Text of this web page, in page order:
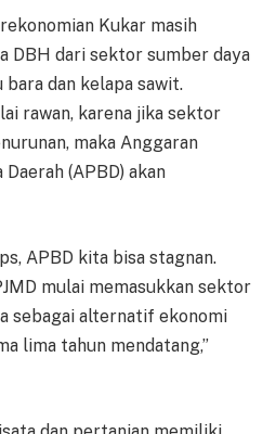
Kukar masih
DBH dari sektor sumber daya
dan kelapa sawit.
rawan, karena jika sektor
maka Anggaran
(APBD) akan
APBD kita bisa stagnan.
mulai memasukkan sektor
sebagai alternatif ekonomi
lima tahun mendatang,”